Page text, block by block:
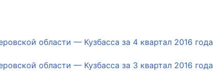
области — Кузбасса за 4 квартал 2016 года
области — Кузбасса за 3 квартал 2016 года